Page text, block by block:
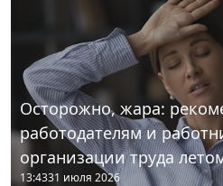
Осторожно, жара:
работодателям и
организации труда
13:4331 июля 2026